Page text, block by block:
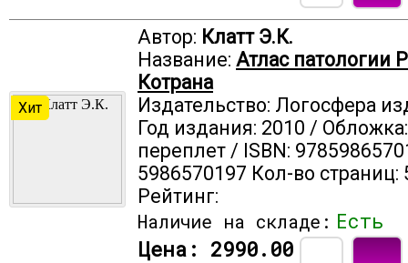
Хит
Автор: Клатт Э.К.
Название: Атлас патологии
Котрана
Издательство: Логосфера
Год издания: 2010 /
переплет / ISBN:
5986570197 Кол-во страниц:
Рейтинг:
Наличие на складе: Есть
Цена: 2990.00